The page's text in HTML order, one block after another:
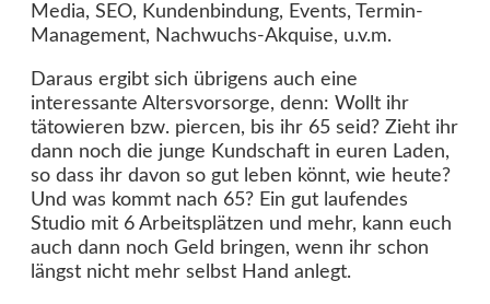
Media, SEO, Kundenbindung, Events, Termin-
Management, Nachwuchs-Akquise, u.v.m.
Daraus ergibt sich übrigens auch eine
interessante Altersvorsorge, denn: Wollt ihr
tätowieren bzw. piercen, bis ihr 65 seid? Zieht ihr
dann noch die junge Kundschaft in euren Laden,
so dass ihr davon so gut leben könnt, wie heute?
Und was kommt nach 65? Ein gut laufendes
Studio mit 6 Arbeitsplätzen und mehr, kann euch
auch dann noch Geld bringen, wenn ihr schon
längst nicht mehr selbst Hand anlegt.